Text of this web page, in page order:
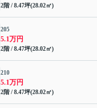
2階 / 8.47坪(28.02㎡)
205
5.1万円
2階 / 8.47坪(28.02㎡)
210
5.1万円
2階 / 8.47坪(28.02㎡)